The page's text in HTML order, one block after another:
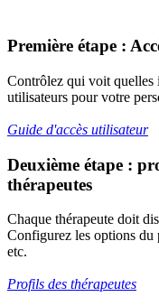
Première étape : Acc
Contrôlez qui voit quelles
utilisateurs pour votre
Guide d'accès utilisateur
Deuxième étape :
thérapeutes
Chaque thérapeute doit
Configurez les options du
etc.
Profils des thérapeutes